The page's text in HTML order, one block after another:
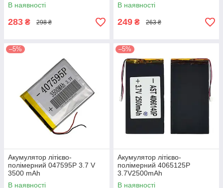
В наявності
283 ₴ 298 ₴
В наявності
249 ₴ 263 ₴
–5%
Акумулятор літієво-
полімерний 047595P 3.7 V
3500 mAh
В наявності
–5%
Акумулятор літієво-
полімерний 4065125P
3.7V2500mAh
В наявності